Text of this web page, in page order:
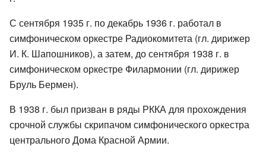
С сентября 1935 г. по декабрь 1936 г. работал в
симфоническом оркестре Радиокомитета (гл. дирижер
И. К. Шапошников), а затем, до сентября 1938 г. в
симфоническом оркестре Филармонии (гл. дирижер
Бруль Бермен).
В 1938 г. был призван в ряды РККА для прохождения
срочной службы скрипачом симфонического оркестра
центрального Дома Красной Армии.